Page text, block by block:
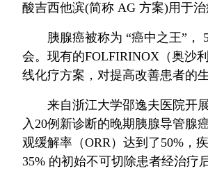
酸吉西他滨(简称 AG 方案)用于
胰腺癌被称为 “癌中之王”，
会。现有的FOLFIRINOX （奥沙
线化疗方案，对提高改善患者的
来自浙江大学邵逸夫医院开
入20例新诊断的晚期胰腺导管腺
观缓解率（ORR）达到了50% ，
35% 的初始不可切除患者经治疗